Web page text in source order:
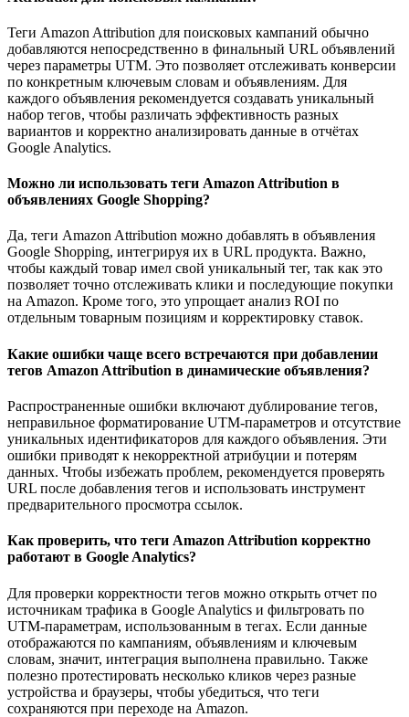
Теги Amazon Attribution для поисковых кампаний обычно
добавляются непосредственно в финальный URL объявлений
через параметры UTM. Это позволяет отслеживать конверсии
по конкретным ключевым словам и объявлениям. Для
каждого объявления рекомендуется создавать уникальный
набор тегов, чтобы различать эффективность разных
вариантов и корректно анализировать данные в отчётах
Google Analytics.
Можно ли использовать теги Amazon Attribution в
объявлениях Google Shopping?
Да, теги Amazon Attribution можно добавлять в объявления
Google Shopping, интегрируя их в URL продукта. Важно,
чтобы каждый товар имел свой уникальный тег, так как это
позволяет точно отслеживать клики и последующие покупки
на Amazon. Кроме того, это упрощает анализ ROI по
отдельным товарным позициям и корректировку ставок.
Какие ошибки чаще всего встречаются при добавлении
тегов Amazon Attribution в динамические объявления?
Распространенные ошибки включают дублирование тегов,
неправильное форматирование UTM-параметров и отсутствие
уникальных идентификаторов для каждого объявления. Эти
ошибки приводят к некорректной атрибуции и потерям
данных. Чтобы избежать проблем, рекомендуется проверять
URL после добавления тегов и использовать инструмент
предварительного просмотра ссылок.
Как проверить, что теги Amazon Attribution корректно
работают в Google Analytics?
Для проверки корректности тегов можно открыть отчет по
источникам трафика в Google Analytics и фильтровать по
UTM-параметрам, использованным в тегах. Если данные
отображаются по кампаниям, объявлениям и ключевым
словам, значит, интеграция выполнена правильно. Также
полезно протестировать несколько кликов через разные
устройства и браузеры, чтобы убедиться, что теги
сохраняются при переходе на Amazon.